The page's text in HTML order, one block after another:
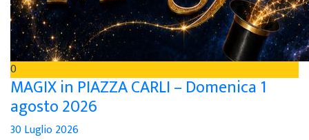
0
MAGIX in PIAZZA CARLI – Domenica 1
agosto 2026
30 Luglio 2026